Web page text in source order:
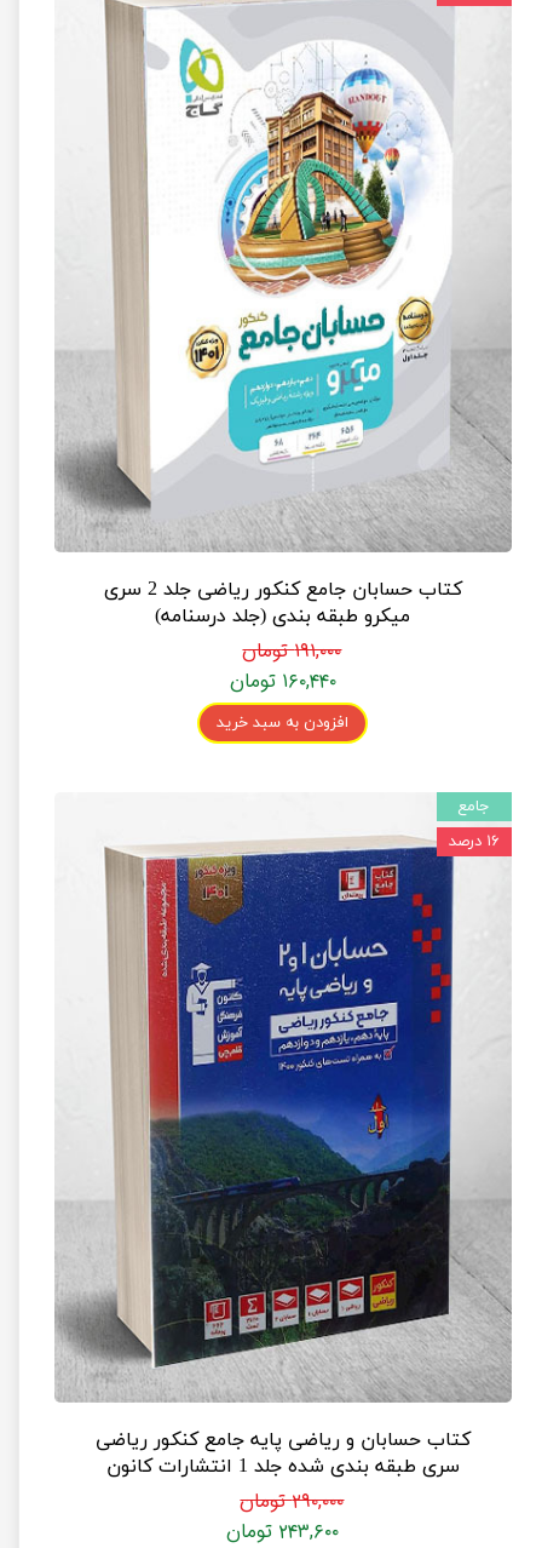
کتاب حسابان جامع کنکور ریاضی جلد 2 سری
میکرو طبقه بندی (جلد درسنامه)
۱۹۱,۰۰۰ تومان
۱۶۰,۴۴۰ تومان
افزودن به سبد خرید
کتاب حسابان و ریاضی پایه جامع کنکور ریاضی
سری طبقه بندی شده جلد 1 انتشارات کانون
فرهنگی آموزش
۲۹۰,۰۰۰ تومان
۲۴۳,۶۰۰ تومان
جامع
۱۶ درصد